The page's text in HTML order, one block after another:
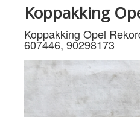
Koppakking
Koppakking Opel
607446, 90298173